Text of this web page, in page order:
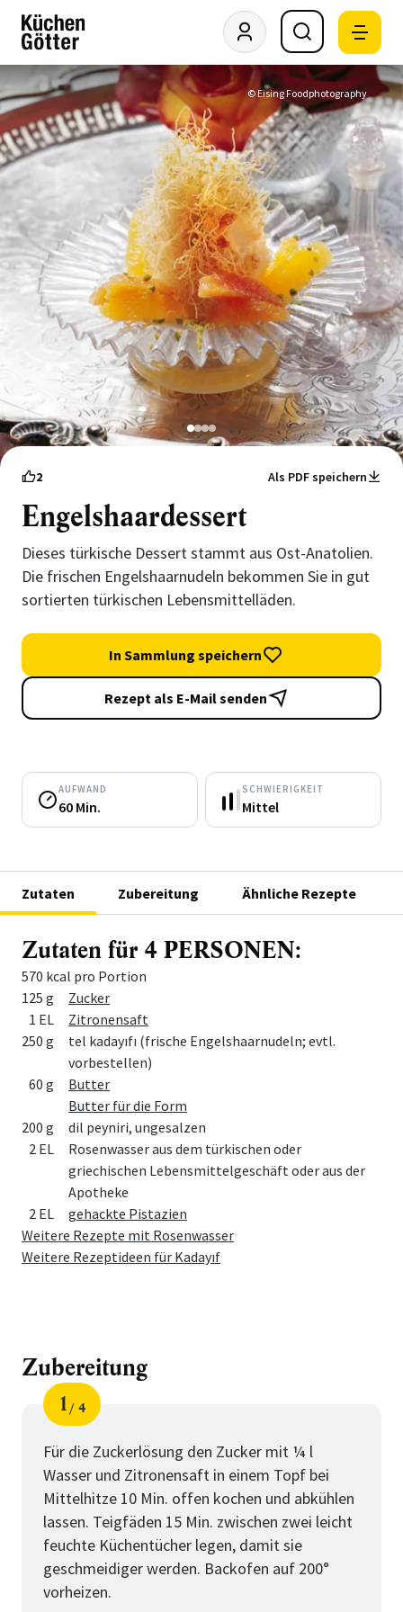
© Eising Foodphotography
1234
2 Als PDF speichern
Engelshaardessert
Dieses türkische Dessert stammt aus Ost-Anatolien.
Die frischen Engelshaarnudeln bekommen Sie in gut
sortierten türkischen Lebensmittelläden.
In Sammlung speichern
Rezept als E-Mail senden
AUFWAND
60 Min.
SCHWIERIGKEIT
Mittel
Zutaten Zubereitung Ähnliche Rezepte
Zutaten für 4 PERSONEN:
570 kcal pro Portion
Menge
Zutat
125 g
Zucker
1 EL
Zitronensaft
250 g
tel kadayıfı (frische Engelshaarnudeln; evtl.
vorbestellen)
60 g
Butter
Butter für die Form
200 g
dil peyniri, ungesalzen
2 EL
Rosenwasser aus dem türkischen oder
griechischen Lebensmittelgeschäft oder aus der
Apotheke
2 EL
gehackte Pistazien
Weitere Rezepte mit Rosenwasser
Weitere Rezeptideen für Kadayıf
Zubereitung
Schritt
1
von
4
Für die Zuckerlösung den Zucker mit ¼ l
Wasser und Zitronensaft in einem Topf bei
Mittelhitze 10 Min. offen kochen und abkühlen
lassen. Teigfäden 15 Min. zwischen zwei leicht
feuchte Küchentücher legen, damit sie
geschmeidiger werden. Backofen auf 200°
vorheizen.